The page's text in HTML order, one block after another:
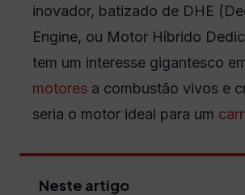
inovador, batizado de DHE
Engine, ou Motor Híbrido
tem um interesse gigantesco
motores a combustão vivos e
seria o motor ideal para um
Neste artigo